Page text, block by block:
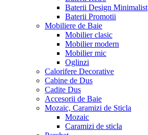
Baterii Design Minimalist
Baterii Promotii
Mobiliere de Baie
Mobilier clasic
Mobilier modern
Mobilier mic
Oglinzi
Calorifere Decorative
Cabine de Dus
Cadite Dus
Accesorii de Baie
Mozaic, Caramizi de Sticla
Mozaic
Caramizi de sticla